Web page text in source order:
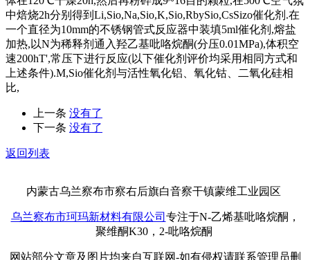
中焙烧2h分别得到Li,Sio,Na,Sio,K,Sio,RbySio,CsSizo催化剂.在
一个直径为10mm的不锈钢管式反应器中装填5ml催化剂,熔盐
加热,以N为稀释剂通入羟乙基吡咯烷酮(分压0.01MPa),体积空
速200hT',常压下进行反应(以下催化剂评价均采用相同方式和
上述条件).M,Sio催化剂与活性氧化铝、氧化钴、二氧化硅相
比,
上一条 没有了
下一条 没有了
返回列表
内蒙古乌兰察布市察右后旗白音察干镇蒙维工业园区
乌兰察布市珂玛新材料有限公司 专注于N-乙烯基吡咯烷酮，
聚维酮K30，2-吡咯烷酮
网站部分文章及图片均来自互联网-如有侵权请联系管理员删